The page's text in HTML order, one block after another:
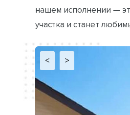
нашем исполнении —
участка и станет
< >